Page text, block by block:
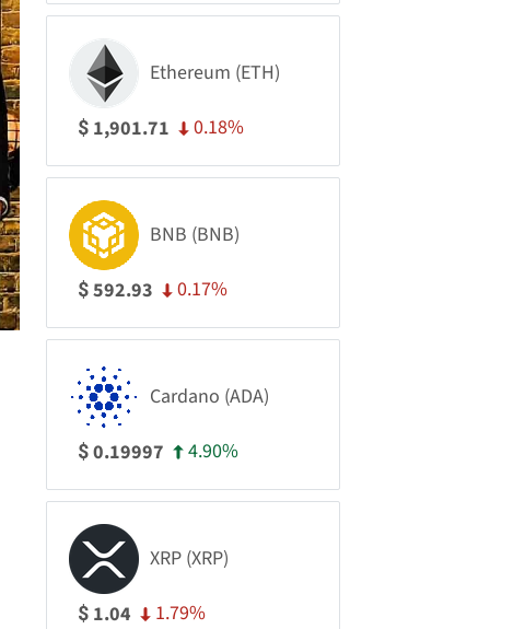
Ethereum (ETH)
$ 1,901.71 0.18%
BNB (BNB)
$592.93 0.17%
Cardano (ADA)
$0.19997 4.90%
XRP (XRP)
$ 1.04 1.79%